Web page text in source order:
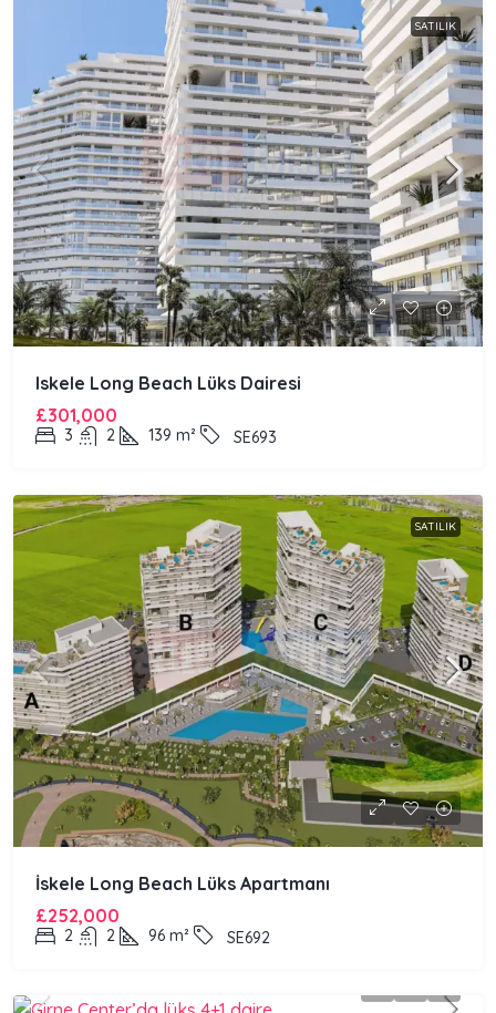
SATILIK
Iskele Long Beach Lüks Dairesi
£301,000
3 2 139 m² SE693
SATILIK
İskele Long Beach Lüks Apartmanı
£252,000
2 2 96 m² SE692